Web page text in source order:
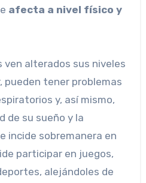
afecta a nivel físico y
ven alterados sus niveles
pueden tener problemas
y, así mismo,
de su sueño y la
incide sobremanera en
participar en juegos,
alejándoles de